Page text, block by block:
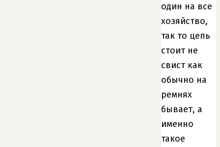
один на все
хозяйство,
так то цепь
стоит не
свист как
обычно на
ремнях
бывает, а
именно
такое